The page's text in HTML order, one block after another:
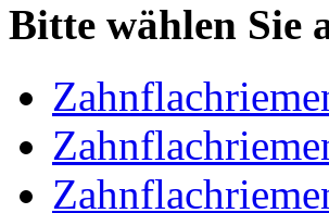
Bitte wählen Sie